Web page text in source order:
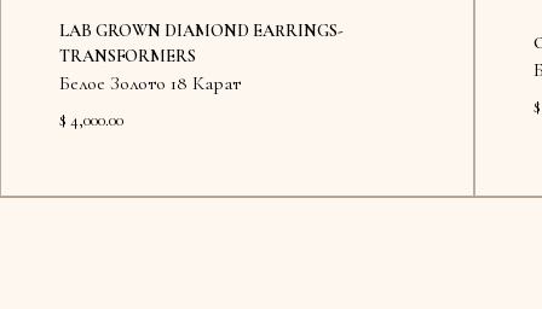
LAB GROWN DIAMOND EARRINGS-
TRANSFORMERS
Белое Золото 18 Карат
$ 4,000.00